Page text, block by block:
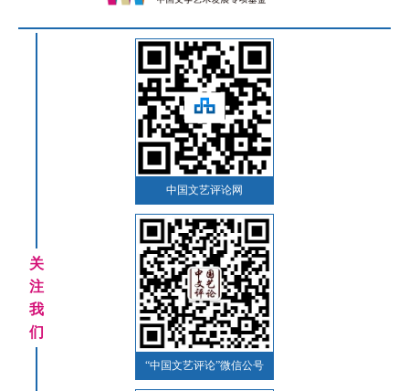
关
注
我
们
中国文艺评论网
“中国文艺评论”微信公号